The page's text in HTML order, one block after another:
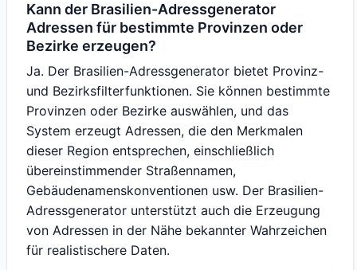
Kann der Brasilien-Adressgenerator
Adressen für bestimmte Provinzen oder
Bezirke erzeugen?
Ja. Der Brasilien-Adressgenerator bietet Provinz-
und Bezirksfilterfunktionen. Sie können bestimmte
Provinzen oder Bezirke auswählen, und das
System erzeugt Adressen, die den Merkmalen
dieser Region entsprechen, einschließlich
übereinstimmender Straßennamen,
Gebäudenamenskonventionen usw. Der Brasilien-
Adressgenerator unterstützt auch die Erzeugung
von Adressen in der Nähe bekannter Wahrzeichen
für realistischere Daten.